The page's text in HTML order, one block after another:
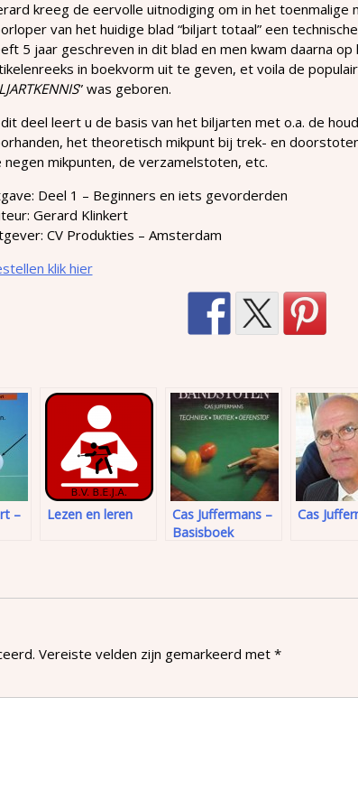
kreeg de eervolle uitnodiging om in het toenmalige
van het huidige blad “biljart totaal” een
5 jaar geschreven in dit blad en men kwam daarna
in boekvorm uit te geven, et voila de
” was geboren.
deel leert u de basis van het biljarten met o.a. de
het theoretisch mikpunt bij trek- en
negen mikpunten, de verzamelstoten, etc.
Deel 1 – Beginners en iets gevorderden
Gerard Klinkert
: CV Produkties – Amsterdam
klik hier
–
Lezen en leren
Cas Juffermans –
Basisboek
Cas
Vereiste velden zijn gemarkeerd met *